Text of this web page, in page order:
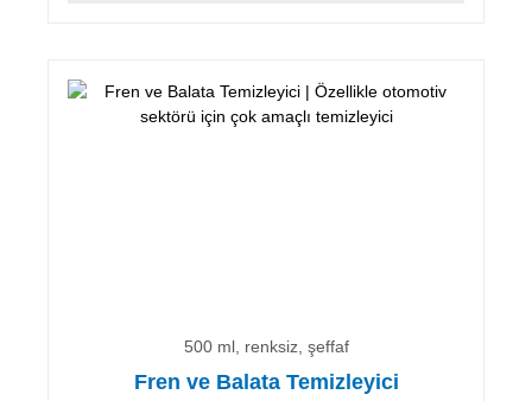
500 ml, renksiz, şeffaf
Fren ve Balata Temizleyici